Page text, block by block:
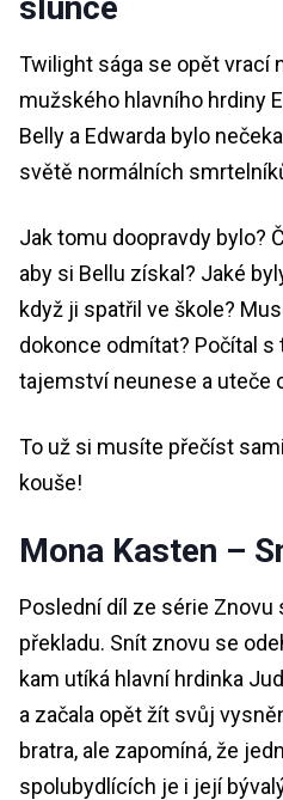
Twilight sága se opět vrací
mužského hlavního hrdiny
Belly a Edwarda bylo
světě normálních
Jak tomu doopravdy bylo?
aby si Bellu získal? Jaké
když ji spatřil ve škole?
dokonce odmítat? Počítal s
tajemství neunese a uteče
To už si musíte přečíst
kouše!
Mona Kasten –
Poslední díl ze série Znovu
překladu. Snít znovu se
kam utíká hlavní hrdinka
a začala opět žít svůj
bratra, ale zapomíná, že
spolubydlících je i její